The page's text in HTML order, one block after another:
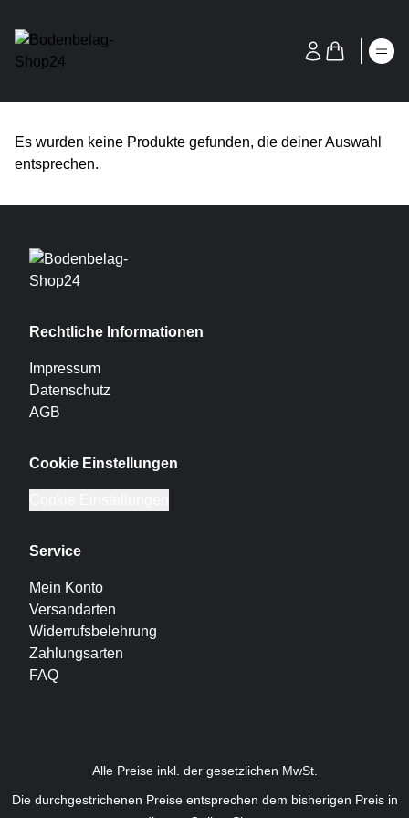
Es wurden keine Produkte gefunden, die deiner Auswahl
entsprechen.
Rechtliche Informationen
Impressum
Datenschutz
AGB
Cookie Einstellungen
Service
Mein Konto
Versandarten
Widerrufsbelehrung
Zahlungsarten
FAQ
Alle Preise inkl. der gesetzlichen MwSt.
Die durchgestrichenen Preise entsprechen dem bisherigen Preis in